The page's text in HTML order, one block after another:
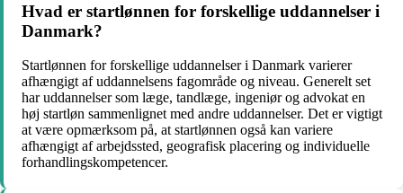
Hvad er startlønnen for forskellige uddannelser i
Danmark?
Startlønnen for forskellige uddannelser i Danmark varierer
afhængigt af uddannelsens fagområde og niveau. Generelt set
har uddannelser som læge, tandlæge, ingeniør og advokat en
høj startløn sammenlignet med andre uddannelser. Det er vigtigt
at være opmærksom på, at startlønnen også kan variere
afhængigt af arbejdssted, geografisk placering og individuelle
forhandlingskompetencer.